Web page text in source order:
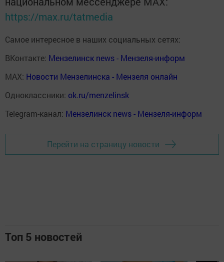
https://max.ru/tatmedia
Самое интересное в наших социальных сетях:
ВКонтакте: Мензелинск news - Мензеля-информ
MAX: Новости Мензелинска - Мензеля онлайн
Одноклассники: ok.ru/menzelinsk
Telegram-канал: Мензелинск news - Мензеля-информ
Перейти на страницу новости
Топ 5 новостей